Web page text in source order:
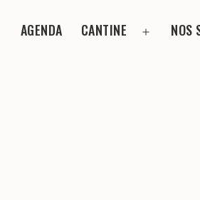
AGENDA CANTINE NOS